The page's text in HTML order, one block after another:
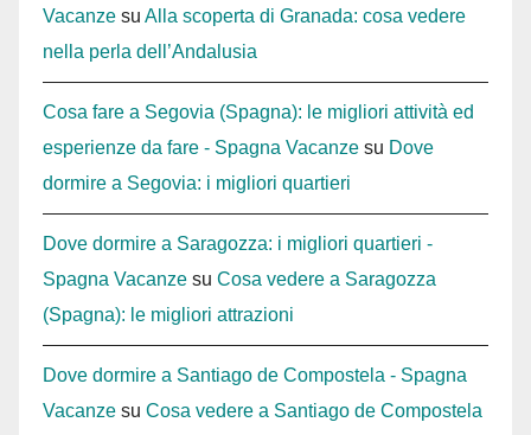
Vacanze su Alla scoperta di Granada: cosa vedere
nella perla dell’Andalusia
Cosa fare a Segovia (Spagna): le migliori attività ed
esperienze da fare - Spagna Vacanze su Dove
dormire a Segovia: i migliori quartieri
Dove dormire a Saragozza: i migliori quartieri -
Spagna Vacanze su Cosa vedere a Saragozza
(Spagna): le migliori attrazioni
Dove dormire a Santiago de Compostela - Spagna
Vacanze su Cosa vedere a Santiago de Compostela